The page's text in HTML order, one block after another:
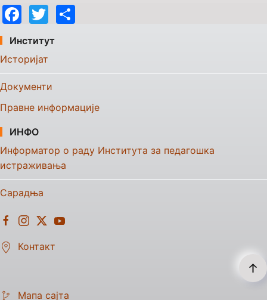
Facebook
Twitter
Институт
Историјат
Документи
Правне информације
ИНФО
Информатор о раду Института за педагошка
истраживања
Сарадња
Контакт
Мапа сајта